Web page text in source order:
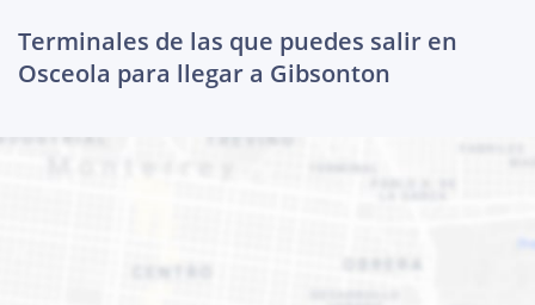
Terminales de las que puedes salir en
Osceola para llegar a Gibsonton